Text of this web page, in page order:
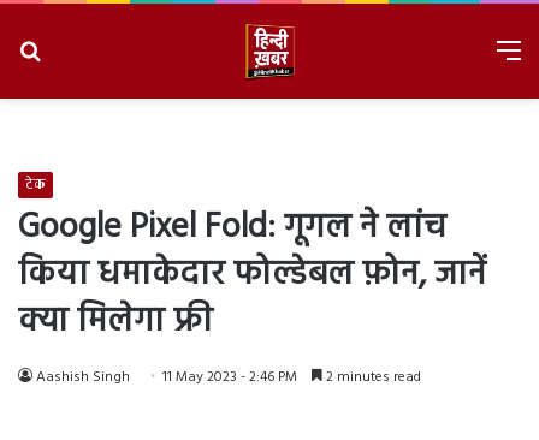
टेक
Google Pixel Fold: गूगल ने लांच
किया धमाकेदार फोल्डेबल फ़ोन, जानें
क्या मिलेगा फ्री
Aashish Singh 11 May 2023 - 2:46 PM 2 minutes read